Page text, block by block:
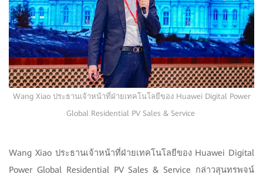
Wang Xiao ประธานเจ้าหน้าที่ฝ่ายเทคโนโลยีของ Huawei Digital Power
Global Residential PV Sales & Service
Wang Xiao ประธานเจ้าหน้าที่ฝ่ายเทคโนโลยีของ Huawei Digital
Power Global Residential PV Sales & Service กล่าวสุนทรพจน์